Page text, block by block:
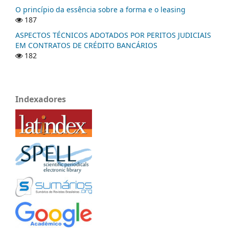
O princípio da essência sobre a forma e o leasing
187
ASPECTOS TÉCNICOS ADOTADOS POR PERITOS JUDICIAIS
EM CONTRATOS DE CRÉDITO BANCÁRIOS
182
Indexadores